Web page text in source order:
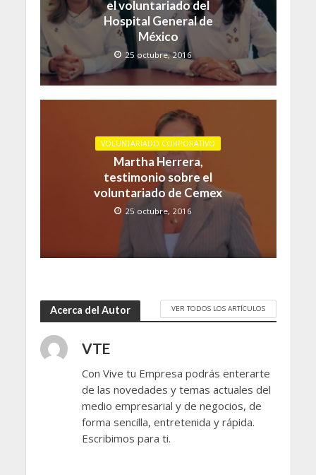
el voluntariado del
Hospital General de
México
25 octubre, 2016
VOLUNTARIADO CORPORATIVO
Martha Herrera,
testimonio sobre el
voluntariado de Cemex
25 octubre, 2016
Acerca del Autor VER TODOS LOS ARTÍCULOS
VTE
Con Vive tu Empresa podrás enterarte
de las novedades y temas actuales del
medio empresarial y de negocios, de
forma sencilla, entretenida y rápida.
Escribimos para ti.